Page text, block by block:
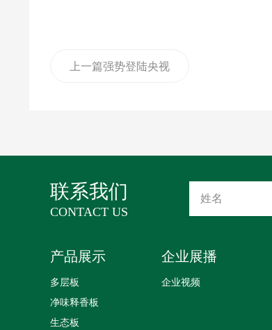
上一篇强势登陆央视
联系我们
CONTACT US
产品展示
多层板
净味释香板
生态板
企业展播
企业视频